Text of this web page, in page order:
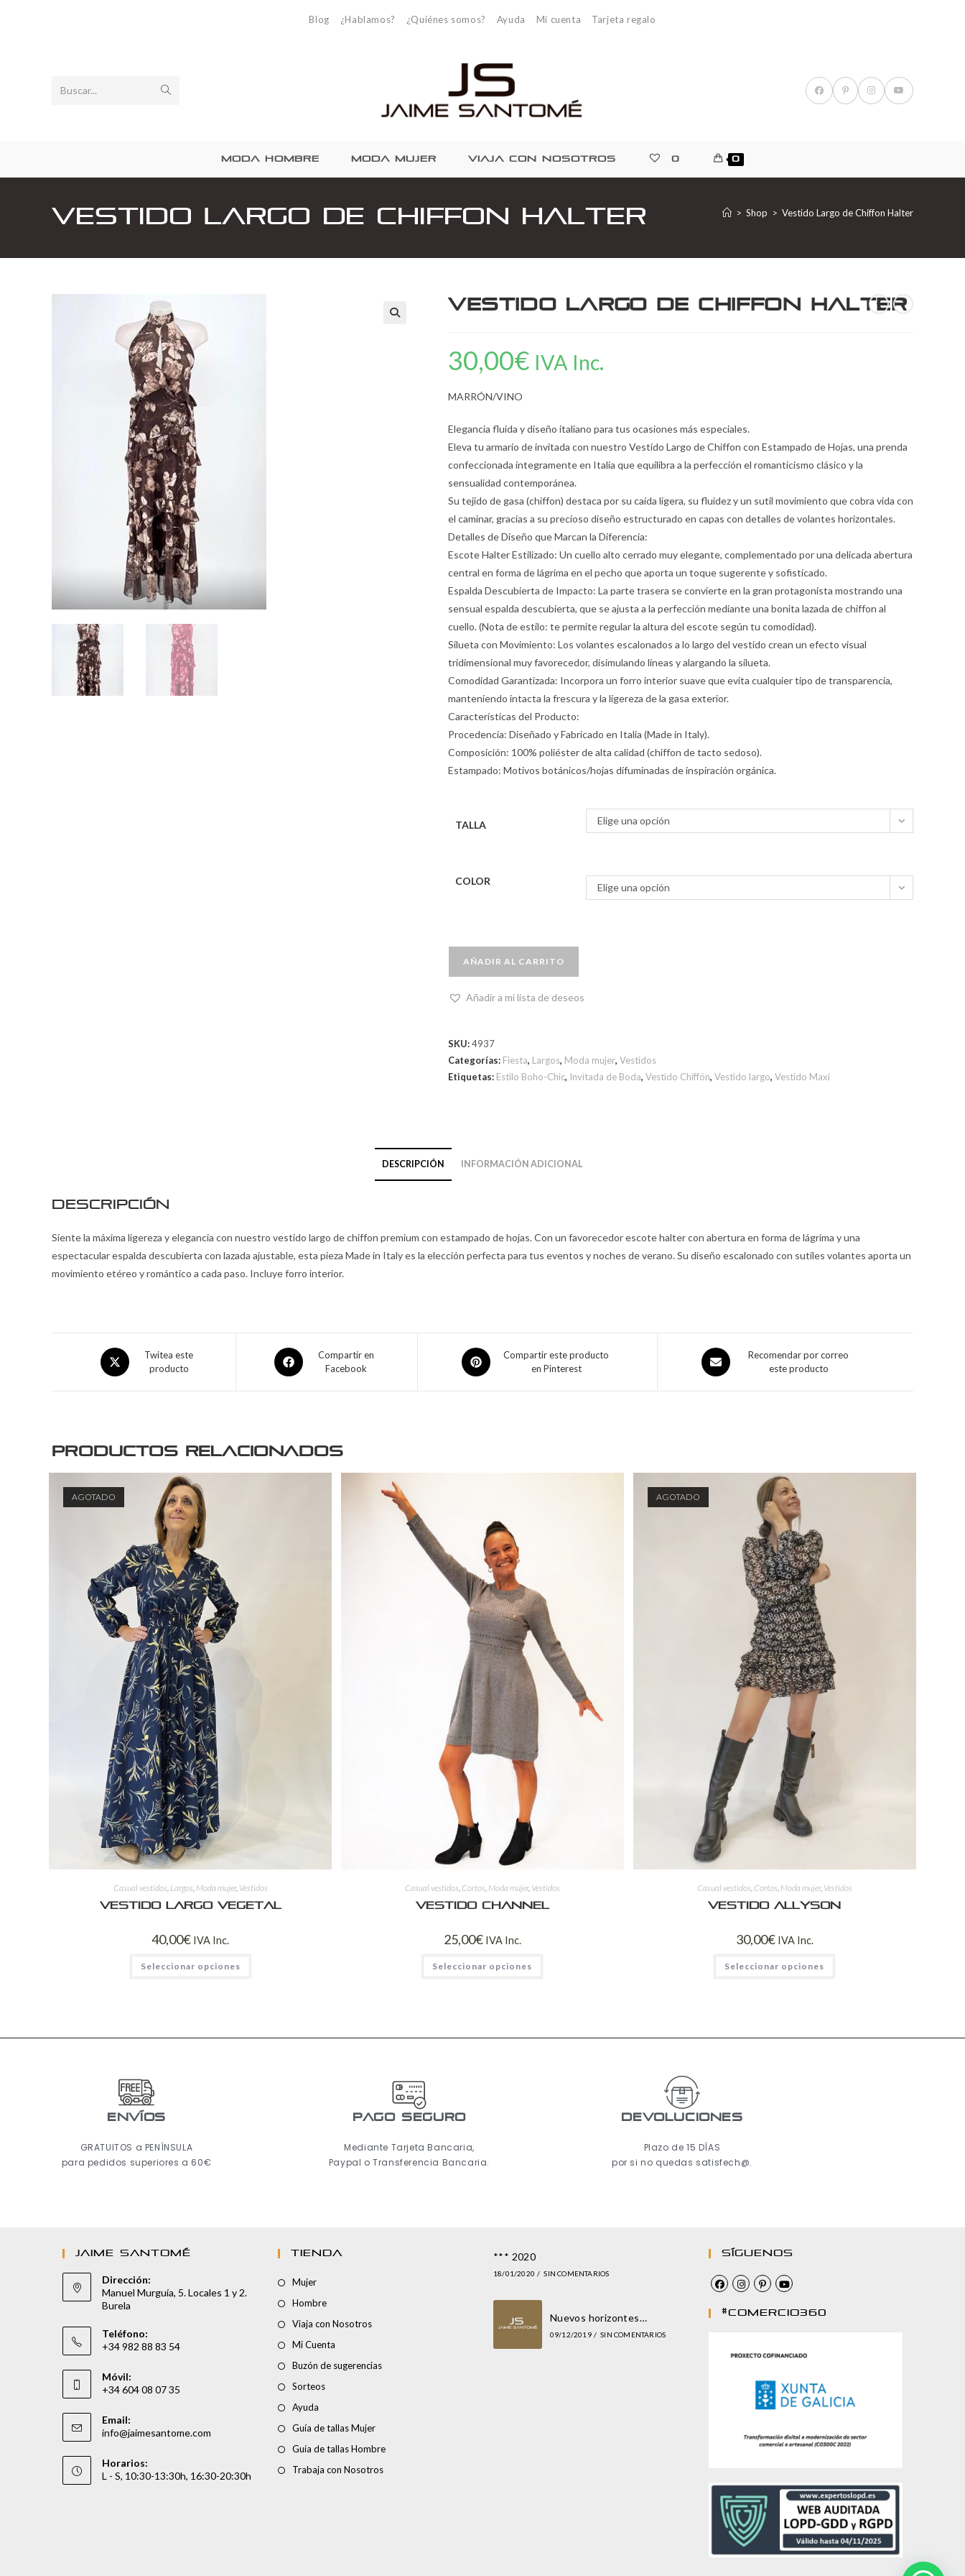
Blog ¿Hablamos? ¿Quiénes somos? Ayuda Mi cuenta Tarjeta regalo
Buscar...
MODA HOMBRE MODA MUJER VIAJA CON NOSOTROS 0 0
Vestido Largo de Chiffon Halter > Shop > Vestido Largo de Chiffon Halter
Vestido Largo de Chiffon Halter
30,00€ IVA Inc.
MARRÓN/VINO
Elegancia fluida y diseño italiano para tus ocasiones más especiales.
Eleva tu armario de invitada con nuestro Vestido Largo de Chiffon con Estampado de Hojas, una prenda
confeccionada íntegramente en Italia que equilibra a la perfección el romanticismo clásico y la
sensualidad contemporánea.
Su tejido de gasa (chiffon) destaca por su caída ligera, su fluidez y un sutil movimiento que cobra vida con
el caminar, gracias a su precioso diseño estructurado en capas con detalles de volantes horizontales.
Detalles de Diseño que Marcan la Diferencia:
Escote Halter Estilizado: Un cuello alto cerrado muy elegante, complementado por una delicada abertura
central en forma de lágrima en el pecho que aporta un toque sugerente y sofisticado.
Espalda Descubierta de Impacto: La parte trasera se convierte en la gran protagonista mostrando una
sensual espalda descubierta, que se ajusta a la perfección mediante una bonita lazada de chiffon al
cuello. (Nota de estilo: te permite regular la altura del escote según tu comodidad).
Silueta con Movimiento: Los volantes escalonados a lo largo del vestido crean un efecto visual
tridimensional muy favorecedor, disimulando líneas y alargando la silueta.
Comodidad Garantizada: Incorpora un forro interior suave que evita cualquier tipo de transparencia,
manteniendo intacta la frescura y la ligereza de la gasa exterior.
Características del Producto:
Procedencia: Diseñado y Fabricado en Italia (Made in Italy).
Composición: 100% poliéster de alta calidad (chiffon de tacto sedoso).
Estampado: Motivos botánicos/hojas difuminadas de inspiración orgánica.
TALLA Elige una opción
COLOR
Elige una opción
AÑADIR AL CARRITO
Añadir a mi lista de deseos
SKU:4937
Categorías: Fiesta, Largos, Moda mujer, Vestidos
Etiquetas: Estilo Boho-Chic, Invitada de Boda, Vestido Chiffón, Vestido largo, Vestido Maxi
DESCRIPCIÓN INFORMACIÓN ADICIONAL
Descripción
Siente la máxima ligereza y elegancia con nuestro vestido largo de chiffon premium con estampado de hojas. Con un favorecedor escote halter con abertura en forma de lágrima y una
espectacular espalda descubierta con lazada ajustable, esta pieza Made in Italy es la elección perfecta para tus eventos y noches de verano. Su diseño escalonado con sutiles volantes aporta un
movimiento etéreo y romántico a cada paso. Incluye forro interior.
Twitea este
producto
Compartir en
Facebook
Compartir este producto
en Pinterest
Recomendar por correo
este producto
Productos relacionados
AGOTADO
Casual vestidos Largos Moda mujer, Vestidos
Vestido largo vegetal
40,00€ IVA Inc.
Seleccionar opciones
Casual vestidos Cortos Moda mujer, Vestidos
Vestido Channel
25,00€ IVA Inc.
Seleccionar opciones
AGOTADO
Casual vestidos Cortos Moda mujer, Vestidos
Vestido Allyson
30,00€ IVA Inc.
Seleccionar opciones
ENVÍOS
GRATUITOS a PENÍNSULA
para pedidos superiores a 60€
pago seguro
Mediante Tarjeta Bancaria,
Paypal o Transferencia Bancaria.
Devoluciones
Plazo de 15 DÍAS
por si no quedas satisfech@.
JAIME SANTOMÉ
Dirección:
Manuel Murguía, 5. Locales 1 y 2.
Burela
Teléfono:
+34 982 88 83 54
Móvil:
+34 604 08 07 35
Email:
info@jaimesantome.com
Horarios:
L - S, 10:30-13:30h, 16:30-20:30h
TIENDA
Mujer
Hombre
Viaja con Nosotros
Mi Cuenta
Buzón de sugerencias
Sorteos
Ayuda
Guía de tallas Mujer
Guía de tallas Hombre
Trabaja con Nosotros
*** 2020
18/01/2020 / SIN COMENTARIOS
Nuevos horizontes…
09/12/2019 / SIN COMENTARIOS
Síguenos
#comercio360